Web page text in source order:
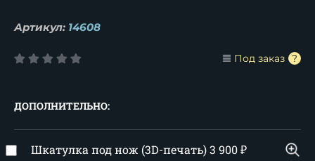
Артикул: 14608
Под заказ
ДОПОЛНИТЕЛЬНО:
Шкатулка под нож (3D-печать)3 900₽